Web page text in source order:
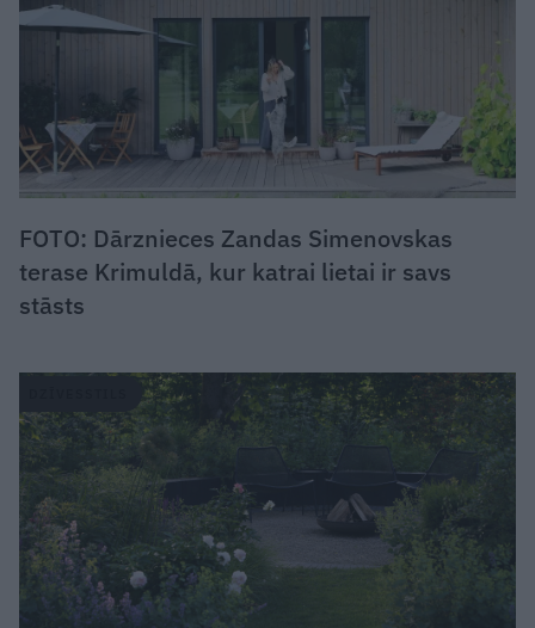
FOTO: Dārznieces Zandas Simenovskas
terase Krimuldā, kur katrai lietai ir savs
stāsts